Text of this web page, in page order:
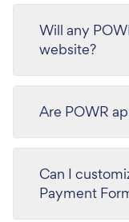
Will any
website?
Are POWR
Can I
Payment